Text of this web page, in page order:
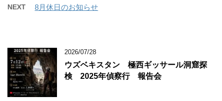
NEXT 8月休日のお知らせ
2026/07/28
ウズベキスタン 極西ギッサール洞窟探
検 2025年偵察行 報告会